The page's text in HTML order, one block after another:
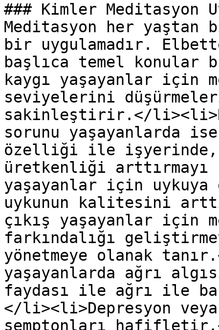
### Kimler Meditasyon
Meditasyon her yaştan
bir uygulamadır.
başlıca temel konular
kaygı yaşayanlar için
seviyelerini
sakinleştirir.</
sorunu yaşayanlarda
özelliği ile işyerinde,
üretkenliği arttırmayı
yaşayanlar için
uykunun kalitesini
çıkış yaşayanlar için
farkındalığı
yönetmeye olanak
yaşayanlarda ağrı
faydası ile ağrı ile
</li><li>Depresyon
semptonları